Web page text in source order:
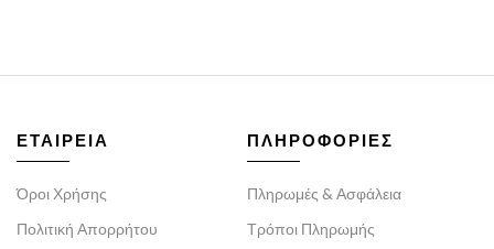
ΕΤΑΙΡΕΙΑ
Όροι Χρήσης
Πολιτική Απορρήτου
ΠΛΗΡΟΦΟΡΙΕΣ
Πληρωμές & Ασφάλεια
Τρόποι Πληρωμής